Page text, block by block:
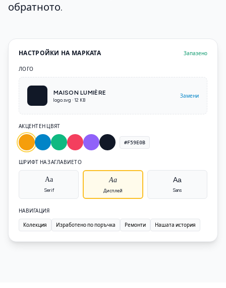
обратното.
НАСТРОЙКИ НА МАРКАТА Запазено
ЛОГО
MAISON LUMIÈRE
logo.svg · 12 KB
Замени
АКЦЕНТЕН ЦВЯТ
#F59E0B
ШРИФТ НА ЗАГЛАВИЕТО
Aa
Serif
Aa
Дисплей
Aa
Sans
НАВИГАЦИЯ
Колекция Изработено по поръчка Ремонти Нашата история